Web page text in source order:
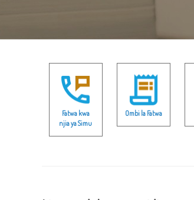
Fatwa kwa
njia ya Simu
Ombi la Fatwa